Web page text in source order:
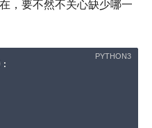
，要不然不关心缺少哪一